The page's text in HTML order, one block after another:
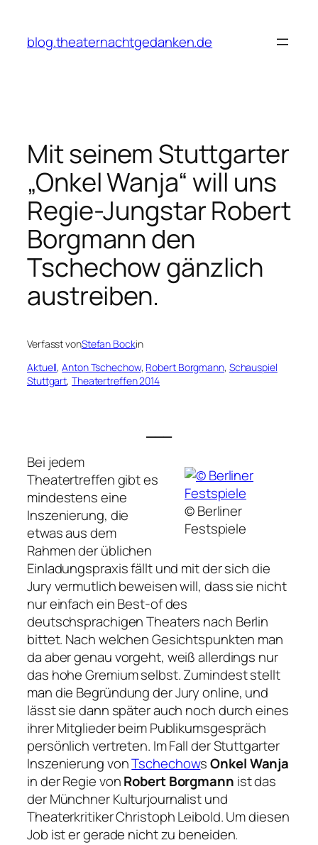
springen
blog.theaternachtgedanken.de
Mit seinem Stuttgarter
„Onkel Wanja“ will uns
Regie-Jungstar Robert
Borgmann den
Tschechow gänzlich
austreiben.
Verfasst vonStefan Bockin
Aktuell, Anton Tschechow, Robert Borgmann, Schauspiel
Stuttgart, Theatertreffen 2014
© Berliner
Festspiele
Bei jedem
Theatertreffen gibt es
mindestens eine
Inszenierung, die
etwas aus dem
Rahmen der üblichen
Einladungspraxis fällt und mit der sich die
Jury vermutlich beweisen will, dass sie nicht
nur einfach ein Best-of des
deutschsprachigen Theaters nach Berlin
bittet. Nach welchen Gesichtspunkten man
da aber genau vorgeht, weiß allerdings nur
das hohe Gremium selbst. Zumindest stellt
man die Begründung der Jury online, und
lässt sie dann später auch noch durch eines
ihrer Mitglieder beim Publikumsgespräch
persönlich vertreten. Im Fall der Stuttgarter
Inszenierung vonTschechowsOnkel Wanja
in der Regie vonRobert Borgmann ist das
der Münchner Kulturjournalist und
Theaterkritiker Christoph Leibold. Um diesen
Job ist er gerade nicht zu beneiden.